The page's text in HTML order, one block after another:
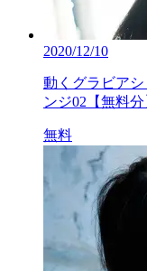
2020/12/10
動くグラビア
ンジ02【無料分
無料